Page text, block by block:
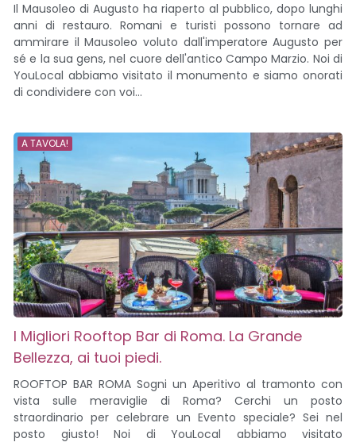
Il Mausoleo di Augusto ha riaperto al pubblico, dopo lunghi
anni di restauro. Romani e turisti possono tornare ad
ammirare il Mausoleo voluto dall'imperatore Augusto per
sé e la sua gens, nel cuore dell'antico Campo Marzio. Noi di
YouLocal abbiamo visitato il monumento e siamo onorati
di condividere con voi...
A TAVOLA!
I Migliori Rooftop Bar di Roma. La Grande
Bellezza, ai tuoi piedi.
ROOFTOP BAR ROMA Sogni un Aperitivo al tramonto con
vista sulle meraviglie di Roma? Cerchi un posto
straordinario per celebrare un Evento speciale? Sei nel
posto giusto! Noi di YouLocal abbiamo visitato